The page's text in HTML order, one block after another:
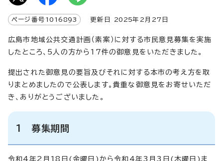
ページ番号 1016893 更新日 2025年2月 27 日
広島市地域公共交通計画（素案）に対する市民意見募集を実施
したところ、5人の方から17件の御意見をいただきました。
提出された御意見の要旨及びそれに対する本市の考え方を取
りまとめましたので公表します。貴重な御意見をお寄せいただ
き、ありがとうございました。
1 募集期間
令和4年2月18日(金曜日)から令和4年3月3日(木曜日)ま